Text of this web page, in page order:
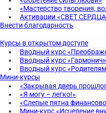
«Мастерство творения,
Активации «СВЕТ
Внести благодарность
Курсы в открытом доступе
Вводный курс
Вводный курс
Вводный курс
Мини-курсы
«Закрывая дверь
«Я могу – легко!»
«Слепые пятна
Мини-курс «Исцеление